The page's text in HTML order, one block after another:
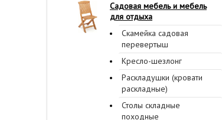
Садовая мебель и мебель
для отдыха
Скамейка садовая
перевертыш
Кресло-шезлонг
Раскладушки (кровати
раскладные)
Столы складные
походные